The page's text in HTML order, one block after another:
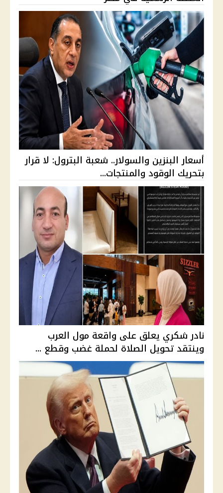
أسعار البنزين والسولار.. شعبة البترول: لا قرار
بتحريك الوقود والمنتجات...
نادر شكري يعلق على واقعة مول العرب
وينتقد تحويل الصلاة لحملة غضب وقطع ...